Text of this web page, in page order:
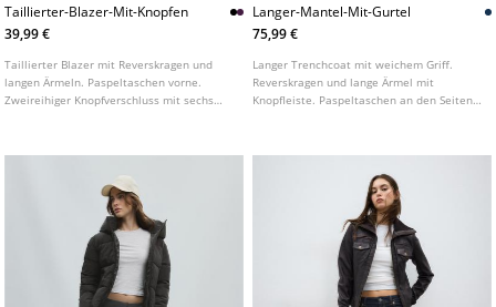
Taillierter-Blazer-Mit-Knopfen
39,99 €
Taillierter Blazer mit Reverskragen und
langen Ärmeln. Paspeltaschen vorne.
Zweireihiger Knopfverschluss mit sechs
Langer-Mantel-Mit-Gurtel
75,99 €
Langer Trenchcoat mit weichem Griff.
Reverskragen und lange Ärmel mit
Knopfleiste. Paspeltaschen an den Seiten.
verschiedenen Farben erhältlich.